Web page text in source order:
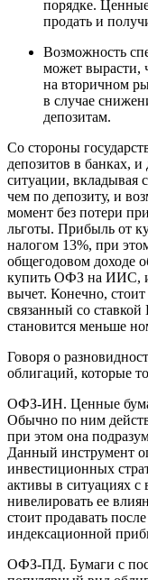
порядке.
продать и
Возможность
может вырасти,
на вторичном
в случае
депозитам.
Со стороны
депозитов в банках,
ситуации, вкладывая
чем по депозиту, и
момент без потери
льготы. Прибыль от
налогом 13%, при
общегодовом доходе
купить ОФЗ на ИИС,
вычет. Конечно,
связанный со
становится меньше
Говоря о
облигаций, которые
ОФЗ-ИН. Ценные
Обычно по ним
при этом она
Данный инструмент
инвестиционных
активы в ситуациях
нивелировать ее
стоит продавать
индексационной
ОФЗ-ПД. Бумаги с